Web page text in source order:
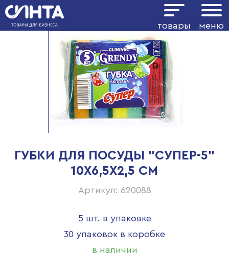
товары меню
ГУБКИ ДЛЯ ПОСУДЫ "СУПЕР-5"
10Х6,5Х2,5 СМ
Артикул: 620088
5 шт. в упаковке
30 упаковок в коробке
в наличии